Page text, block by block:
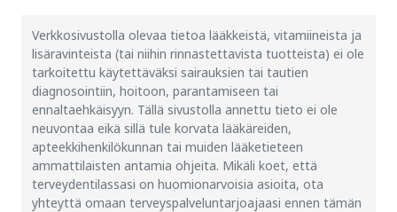
Verkkosivustolla olevaa tietoa lääkkeistä, vitamiineista ja
lisäravinteista (tai niihin rinnastettavista tuotteista) ei ole
tarkoitettu käytettäväksi sairauksien tai tautien
diagnosointiin, hoitoon, parantamiseen tai
ennaltaehkäisyyn. Tällä sivustolla annettu tieto ei ole
neuvontaa eikä sillä tule korvata lääkäreiden,
apteekkihenkilökunnan tai muiden lääketieteen
ammattilaisten antamia ohjeita. Mikäli koet, että
terveydentilassasi on huomionarvoisia asioita, ota
yhteyttä omaan terveyspalveluntarjoajaasi ennen tämän